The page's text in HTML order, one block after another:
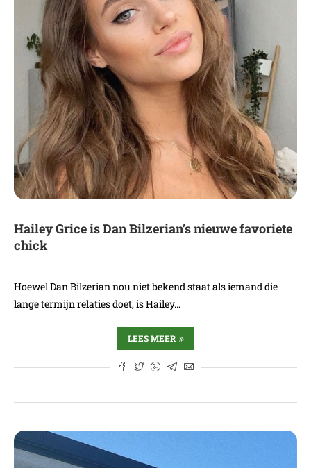
Hailey Grice is Dan Bilzerian’s nieuwe favoriete
chick
Hoewel Dan Bilzerian nou niet bekend staat als iemand die
lange termijn relaties doet, is Hailey…
LEES MEER